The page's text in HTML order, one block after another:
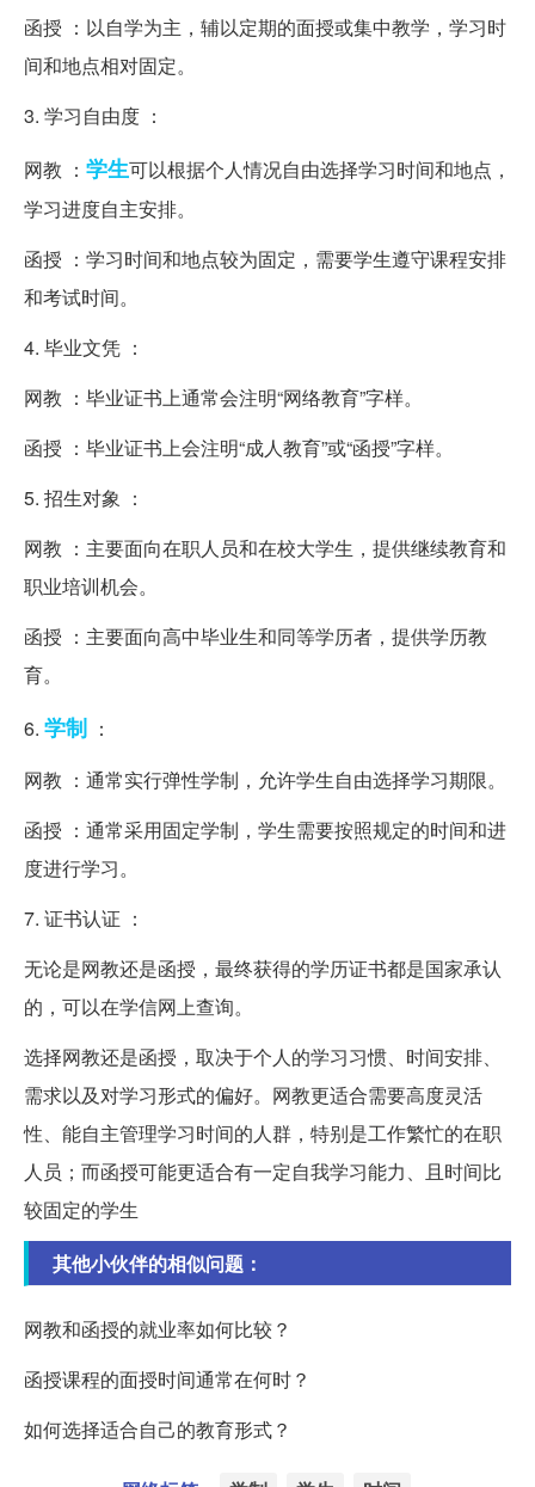
函授 ：以自学为主，辅以定期的面授或集中教学，学习时
间和地点相对固定。
3. 学习自由度 ：
网教 ： 学生可以根据个人情况自由选择学习时间和地点，
学习进度自主安排。
函授 ：学习时间和地点较为固定，需要学生遵守课程安排
和考试时间。
4. 毕业文凭 ：
网教 ：毕业证书上通常会注明“网络教育”字样。
函授 ：毕业证书上会注明“成人教育”或“函授”字样。
5. 招生对象 ：
网教 ：主要面向在职人员和在校大学生，提供继续教育和
职业培训机会。
函授 ：主要面向高中毕业生和同等学历者，提供学历教
育。
6. 学制 ：
网教 ：通常实行弹性学制，允许学生自由选择学习期限。
函授 ：通常采用固定学制，学生需要按照规定的时间和进
度进行学习。
7. 证书认证 ：
无论是网教还是函授，最终获得的学历证书都是国家承认
的，可以在学信网上查询。
选择网教还是函授，取决于个人的学习习惯、时间安排、
需求以及对学习形式的偏好。网教更适合需要高度灵活
性、能自主管理学习时间的人群，特别是工作繁忙的在职
人员；而函授可能更适合有一定自我学习能力、且时间比
较固定的学生
其他小伙伴的相似问题：
网教和函授的就业率如何比较？
函授课程的面授时间通常在何时？
如何选择适合自己的教育形式？